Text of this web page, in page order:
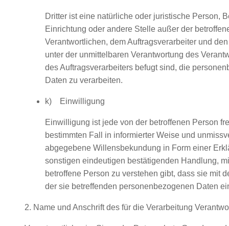
Dritter ist eine natürliche oder juristische Person,
Einrichtung oder andere Stelle außer der
Verantwortlichen, dem Auftragsverarbeiter und
unter der unmittelbaren Verantwortung des
des Auftragsverarbeiters befugt sind, die
Daten zu verarbeiten.
k) Einwilligung
Einwilligung ist jede von der betroffenen Person
bestimmten Fall in informierter Weise und
abgegebene Willensbekundung in Form einer
sonstigen eindeutigen bestätigenden Handlung,
betroffene Person zu verstehen gibt, dass sie mit
der sie betreffenden personenbezogenen Daten
2. Name und Anschrift des für die Verarbeitung